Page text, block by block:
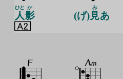
人
ひと
影
か
(げ)見
み
あ